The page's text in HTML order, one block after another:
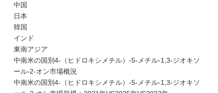
中国
日本
韓国
インド
東南アジア
中南米の国別4-（ヒドロキシメチル）-5-メチル-1,3-ジオキソ
ール-2-オン市場概況
中南米の国別4-（ヒドロキシメチル）-5-メチル-1,3-ジオキソ